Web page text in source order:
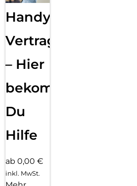
Handy
Vertragsabwicklung
– Hier
bekommst
Du
Hilfe
ab 0,00 €
inkl. MwSt.